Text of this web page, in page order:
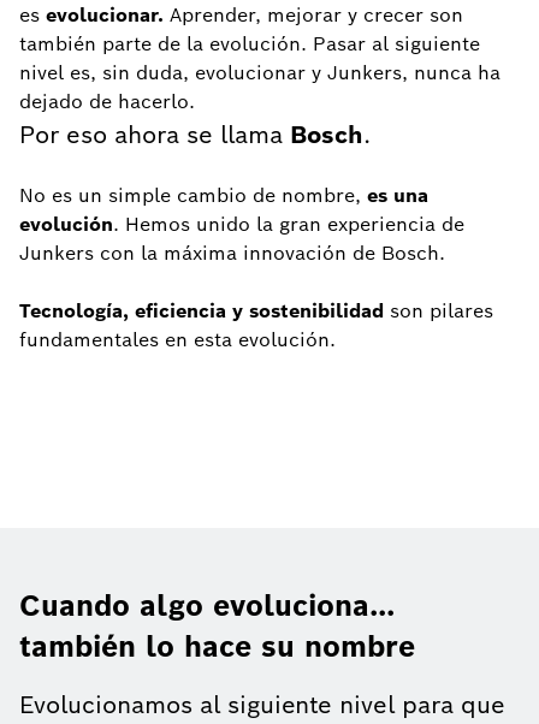
es evolucionar. Aprender, mejorar y crecer son
también parte de la evolución. Pasar al siguiente
nivel es, sin duda, evolucionar y Junkers, nunca ha
dejado de hacerlo.
Por eso ahora se llama Bosch.
No es un simple cambio de nombre, es una
evolución. Hemos unido la gran experiencia de
Junkers con la máxima innovación de Bosch.
Tecnología, eficiencia y sostenibilidad son pilares
fundamentales en esta evolución.
Cuando algo evoluciona...
también lo hace su nombre
Evolucionamos al siguiente nivel para que